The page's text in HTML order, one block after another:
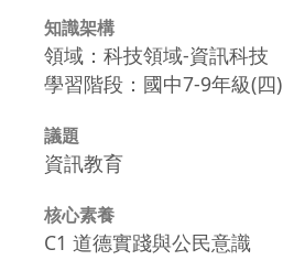
知識架構
領域：科技領域-資訊科技
學習階段：國中7-9年級(四)
議題
資訊教育
核心素養
C1 道德實踐與公民意識